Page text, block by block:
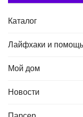
Каталог
Лайфхаки и
Мой дом
Новости